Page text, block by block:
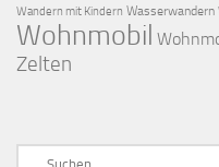
Wandern mit Kindern Wasserwandern
Wohnmobil
Zelten